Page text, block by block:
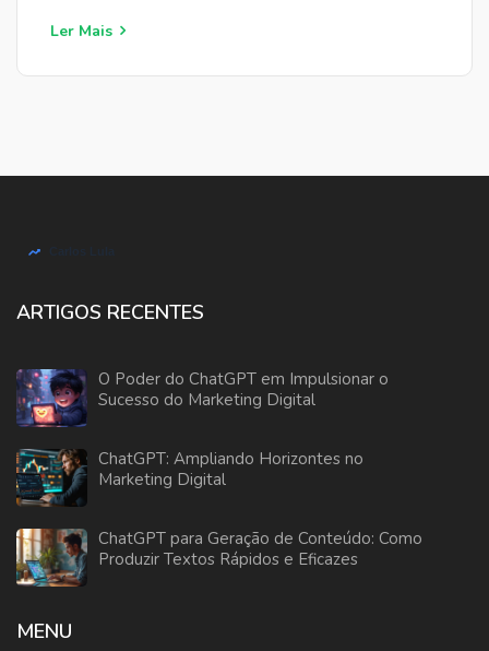
impressionado com a eficiência do ChatGPT em
Vamos conversar mais sobre isso no post!
Ler Mais
ARTIGOS RECENTES
O Poder do ChatGPT em Impulsionar o
Sucesso do Marketing Digital
ChatGPT: Ampliando Horizontes no
Marketing Digital
ChatGPT para Geração de Conteúdo: Como
Produzir Textos Rápidos e Eficazes
MENU